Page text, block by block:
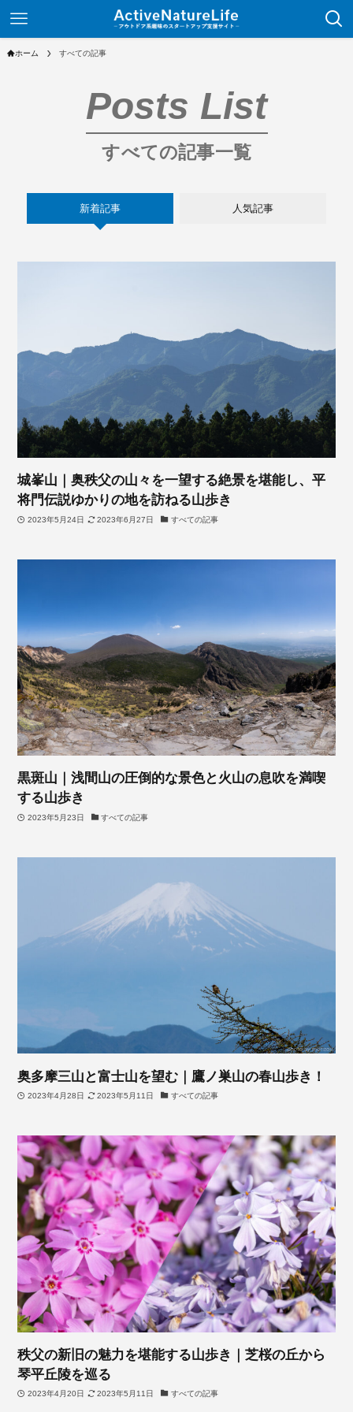
ホーム すべての記事
Posts List
すべての記事一覧
新着記事 人気記事
城峯山｜奥秩父の山々を一望する絶景を堪能し、平
将門伝説ゆかりの地を訪ねる山歩き
2023年5月24日 2023年6月27日 すべての記事
黒斑山｜浅間山の圧倒的な景色と火山の息吹を満喫
する山歩き
2023年5月23日 すべての記事
奥多摩三山と富士山を望む｜鷹ノ巣山の春山歩き！
2023年4月28日 2023年5月11日 すべての記事
秩父の新旧の魅力を堪能する山歩き｜芝桜の丘から
琴平丘陵を巡る
2023年4月20日 2023年5月11日 すべての記事